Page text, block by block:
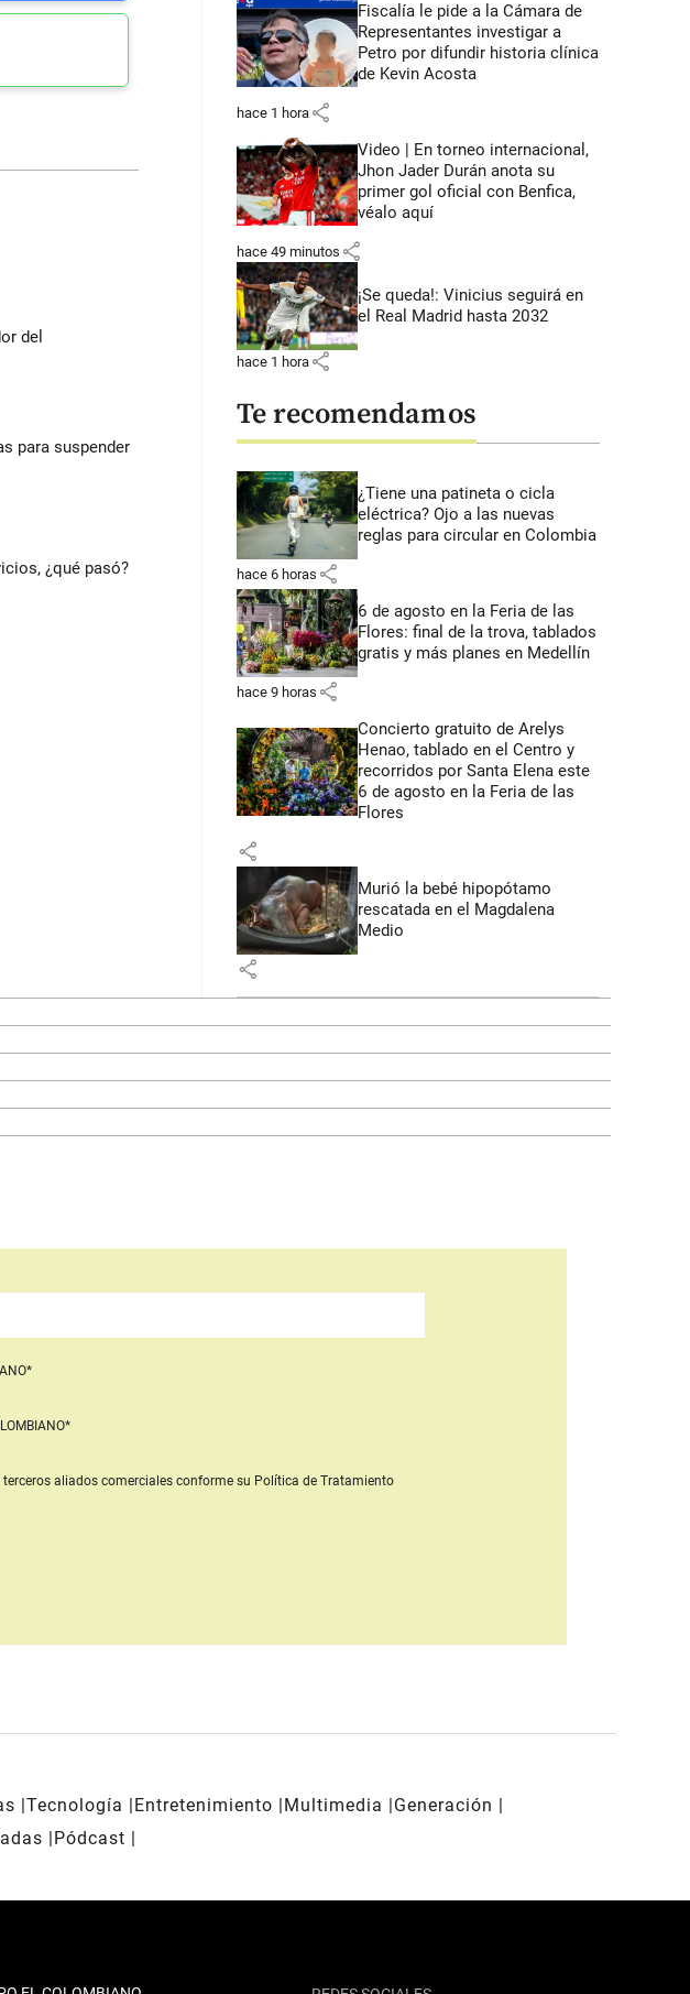
del
para suspender
¿qué pasó?
Fiscalía le pide a la Cámara de
Representantes investigar a
Petro por difundir historia clínica
de Kevin Acosta
hace 1 hora share
Video | En torneo internacional,
Jhon Jader Durán anota su
primer gol oficial con Benfica,
véalo aquí
hace 49 minutos share
¡Se queda!: Vinicius seguirá en
el Real Madrid hasta 2032
hace 1 hora share
Te recomendamos
¿Tiene una patineta o cicla
eléctrica? Ojo a las nuevas
reglas para circular en Colombia
hace 6 horas share
6 de agosto en la Feria de las
Flores: final de la trova, tablados
gratis y más planes en Medellín
hace 9 horas share
Concierto gratuito de Arelys
Henao, tablado en el Centro y
recorridos por Santa Elena este
6 de agosto en la Feria de las
Flores
share
Murió la bebé hipopótamo
rescatada en el Magdalena
Medio
share
aliados comercialesconforme su Política de Tratamiento
Tecnología Entretenimiento Multimedia
Generación
Pódcast